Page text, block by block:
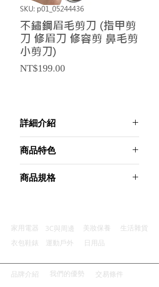
SKU: p01_05244436
不鏽鋼眉毛剪刀 (指甲剪
刀 修眉刀 修容剪 鼻毛剪
小剪刀)
NT$199.00Price
詳細介紹
商品特色
鋒利刀片：打造完美形象輕鬆剪裁
商品規格
主要材質：不鏽鋼
商品尺寸：9.5*5*0.5cm
產地名稱：中國大陸
代理商：亞桓有限公司
家用電器 3C與周邊 美妝保養
生活雜貨
衣包鞋錶
運動戶外 日用品
品牌介紹 我們的優勢 交易條件